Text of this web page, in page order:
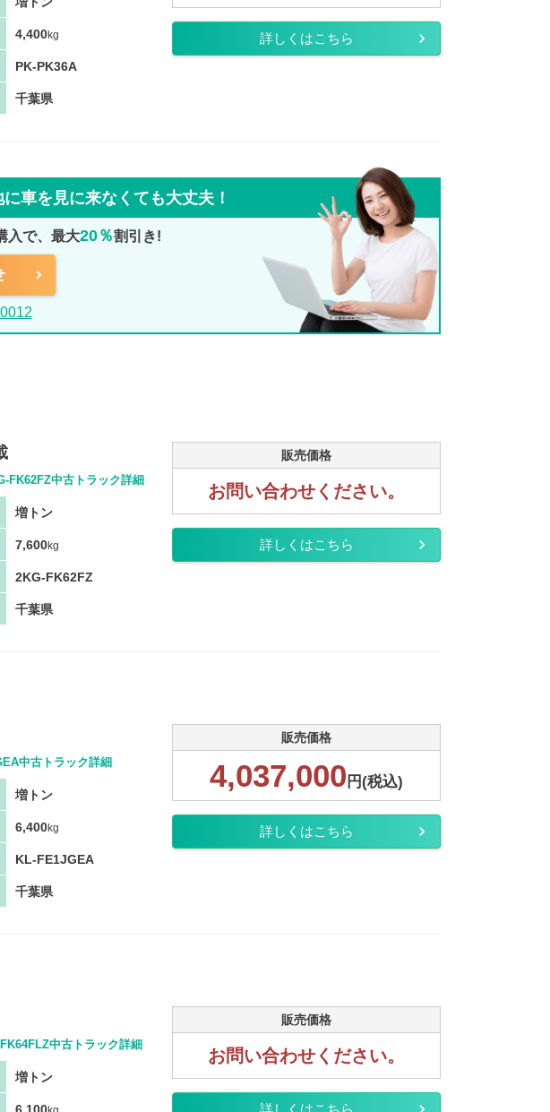
4,400kg
PK-PK36A
千葉県
詳しくはこちら
に車を見に来なくても大丈夫！
入で、最大20％割引き!
FK62FZ中古トラック詳細
増トン
7,600kg
2KG-FK62FZ
千葉県
販売価格
お問い合わせください。
詳しくはこちら
中古トラック詳細
増トン
6,400kg
KL-FE1JGEA
千葉県
販売価格
4,037,000 円(税込)
詳しくはこちら
中古トラック詳細
増トン
6,100
販売価格
お問い合わせください。